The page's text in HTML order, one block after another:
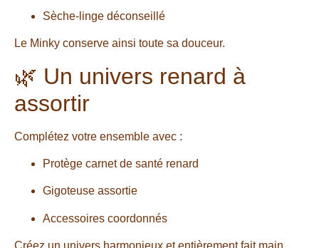
Sèche-linge déconseillé
Le Minky conserve ainsi toute sa douceur.
🌿 Un univers renard à
assortir
Complétez votre ensemble avec :
Protège carnet de santé renard
Gigoteuse assortie
Accessoires coordonnés